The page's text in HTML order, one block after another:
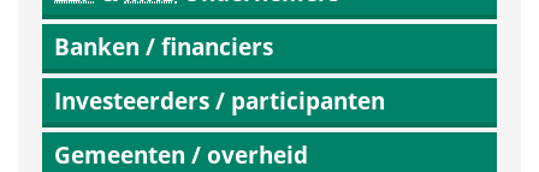
Banken / financiers
Investeerders / participanten
Gemeenten / overheid